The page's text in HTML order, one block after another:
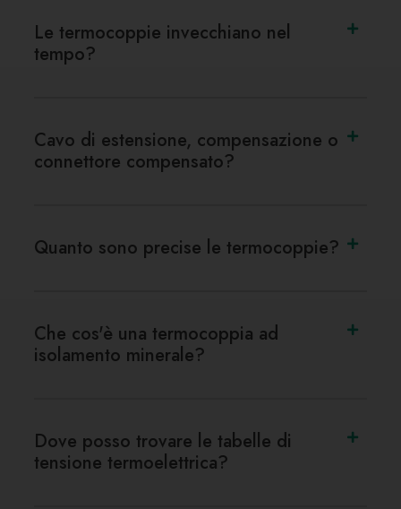
Le termocoppie invecchiano nel
tempo?
Cavo di estensione, compensazione o
connettore compensato?
Quanto sono precise le termocoppie?
Che cos'è una termocoppia ad
isolamento minerale?
Dove posso trovare le tabelle di
tensione termoelettrica?